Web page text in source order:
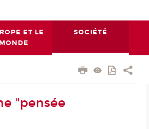
ET LE
MONDE
SOCIÉTÉ
"pensée